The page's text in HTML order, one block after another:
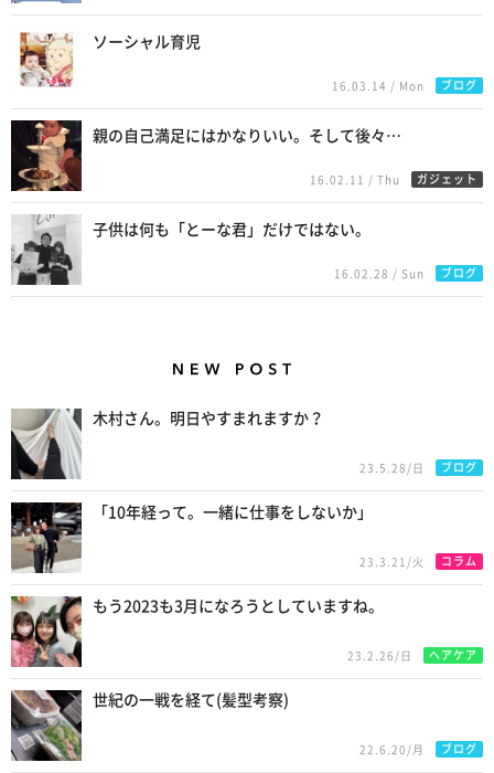
ソーシャル育児
16.03.14 / Mon ブログ
親の自己満足にはかなりいい。そして後々…
16.02.11 / Thu ガジェット
子供は何も「とーな君」だけではない。
16.02.28 / Sun ブログ
木村さん。明日やすまれますか？
23.5.28/日 ブログ
「10年経って。一緒に仕事をしないか」
23.3.21/火 コラム
もう2023も3月になろうとしていますね。
23.2.26/日 ヘアケア
世紀の一戦を経て(髪型考察)
22.6.20/月 ブログ